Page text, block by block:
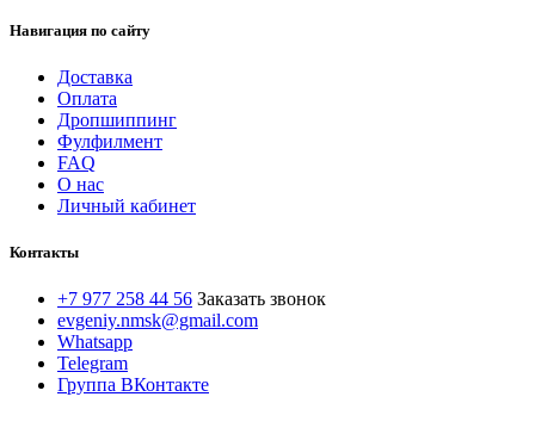
Навигация по сайту
Доставка
Оплата
Дропшиппинг
Фулфилмент
FAQ
О нас
Личный кабинет
Контакты
+7 977 258 44 56 Заказать звонок
evgeniy.nmsk@gmail.com
Whatsapp
Telegram
Группа ВКонтакте